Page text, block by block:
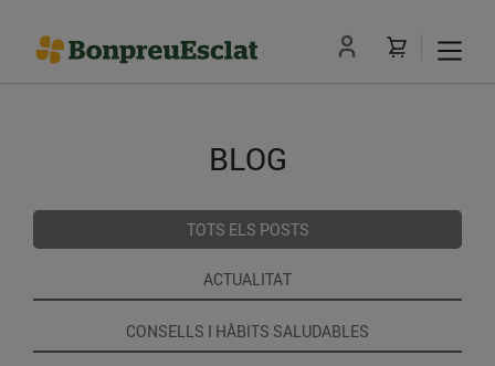
BLOG
TOTS ELS POSTS
ACTUALITAT
CONSELLS I HÀBITS SALUDABLES